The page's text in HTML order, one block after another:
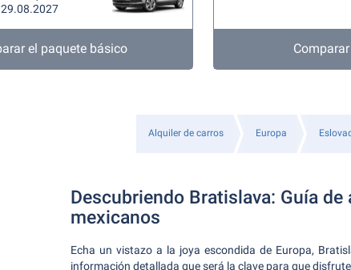
29.08.2027
el paquete básico
Alquiler de carros Europa
Descubriendo Bratislava: Guía
mexicanos
Echa un vistazo a la joya escondida de Europa,
información detallada que será la clave para que